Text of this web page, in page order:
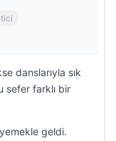
danslarıyla sık
sefer farklı bir
geldi.